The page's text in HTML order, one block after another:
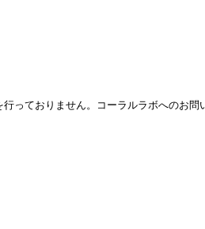
っておりません。コーラルラボへのお問